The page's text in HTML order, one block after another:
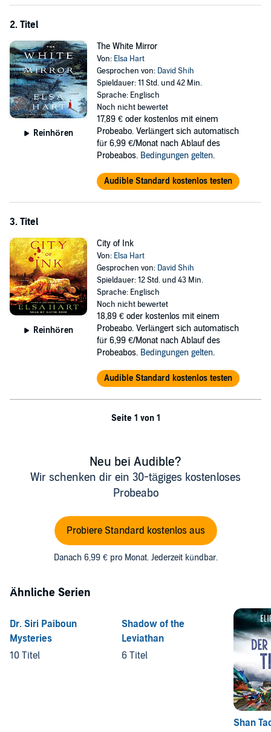
investigate a murder that the town of Dayan seems all too willing to
forget.
2. Titel
Reinhören
The White Mirror
Von: Elsa Hart
Gesprochen von: David Shih
Spieldauer: 11 Std. und 42 Min.
Sprache: Englisch
Noch nicht bewertet
17,89 € oder kostenlos mit einem
Probeabo. Verlängert sich automatisch
für 6,99 €/Monat nach Ablauf des
Probeabos. Bedingungen gelten.
Audible Standard kostenlos testen
3. Titel
Reinhören
City of Ink
Von: Elsa Hart
Gesprochen von: David Shih
Spieldauer: 12 Std. und 43 Min.
Sprache: Englisch
Noch nicht bewertet
18,89 € oder kostenlos mit einem
Probeabo. Verlängert sich automatisch
für 6,99 €/Monat nach Ablauf des
Probeabos. Bedingungen gelten.
Audible Standard kostenlos testen
Seite 1 von 1
Neu bei Audible?
Wir schenken dir ein 30-tägiges kostenloses
Probeabo
Probiere Standard kostenlos aus
Danach 6,99 € pro Monat. Jederzeit kündbar.
Ähnliche Serien
Dr. Siri Paiboun
Mysteries
10 Titel
Shadow of the
Leviathan
6 Titel
Shan